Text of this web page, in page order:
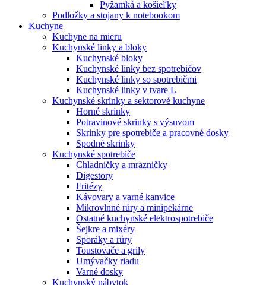
Pyžamká a košieľky
Podložky a stojany k notebookom
Kuchyne
Kuchyne na mieru
Kuchynské linky a bloky
Kuchynské bloky
Kuchynské linky bez spotrebičov
Kuchynské linky so spotrebičmi
Kuchynské linky v tvare L
Kuchynské skrinky a sektorové kuchyne
Horné skrinky
Potravinové skrinky s výsuvom
Skrinky pre spotrebiče a pracovné dosky
Spodné skrinky
Kuchynské spotrebiče
Chladničky a mrazničky
Digestory
Fritézy
Kávovary a varné kanvice
Mikrovlnné rúry a minipekárne
Ostatné kuchynské elektrospotrebiče
Šejkre a mixéry
Sporáky a rúry
Toustovače a grily
Umývačky riadu
Varné dosky
Kuchynský nábytok